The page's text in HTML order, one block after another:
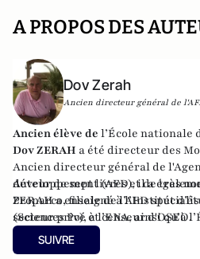
A PROPOS DES
Dov Zerah
Ancien directeur général de
Ancien élève de l’École nationale
Dov ZERAH a été directeur des
Ancien directeur général de
développement (AFD), il a
Proparco, filiale de l’AFD
secteur privé et censeur d'OSEO.
Auteur de sept livres et de très
ZERAH a enseigné à l’Institut
(Sciences Po), à l’ENA, ainsi qu’à
commerciales de Paris (HEC).
Neuilly-sur-Seine de 2008 à 2014,
SUIVRE